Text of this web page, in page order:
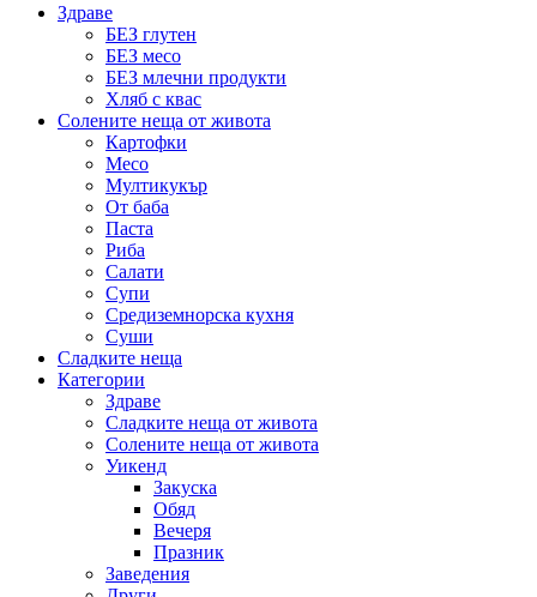
Здраве
БЕЗ глутен
БЕЗ месо
БЕЗ млечни продукти
Хляб с квас
Солените неща от живота
Картофки
Месо
Мултикукър
От баба
Паста
Риба
Салати
Супи
Средиземнорска кухня
Суши
Сладките неща
Категории
Здраве
Сладките неща от живота
Солените неща от живота
Уикенд
Закуска
Обяд
Вечеря
Празник
Заведения